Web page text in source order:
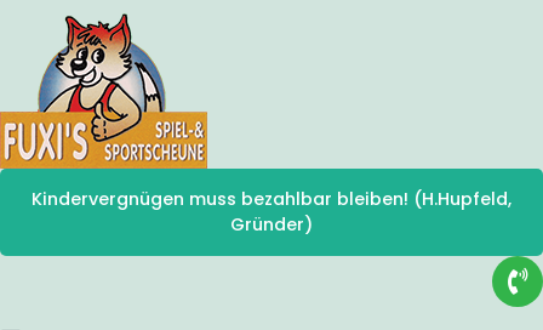
Kindervergnügen muss bezahlbar bleiben! (H.Hupfeld,
Gründer)